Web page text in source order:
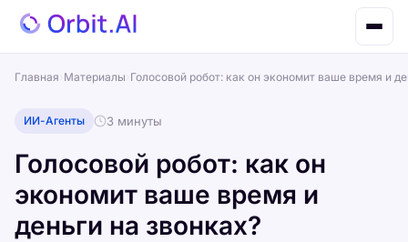
Главная Материалы Голосовой робот: как он экономит ваше время и
ИИ-Агенты 3 минуты
Голосовой робот: как он
экономит ваше время и
деньги на звонках?